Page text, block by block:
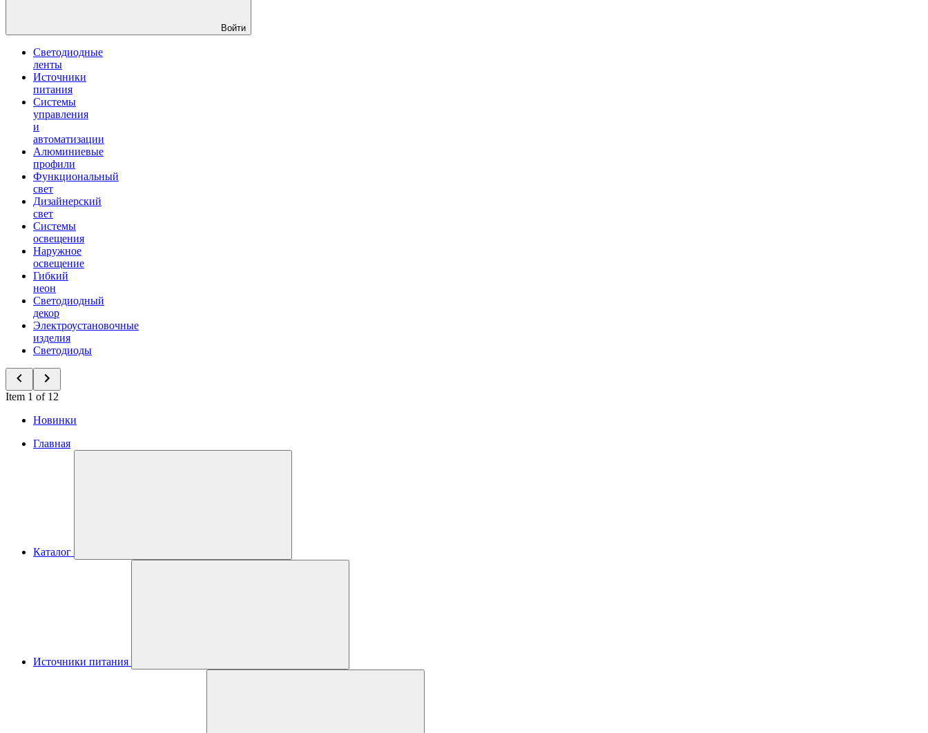
Войти
Светодиодные
ленты
Источники
питания
Системы
управления
и
автоматизации
Алюминиевые
профили
Функциональный
свет
Дизайнерский
свет
Системы
освещения
Наружное
освещение
Гибкий
неон
Светодиодный
декор
Электроустановочные
изделия
Светодиоды
Item 1 of 12
Новинки
Главная
Каталог
Источники питания